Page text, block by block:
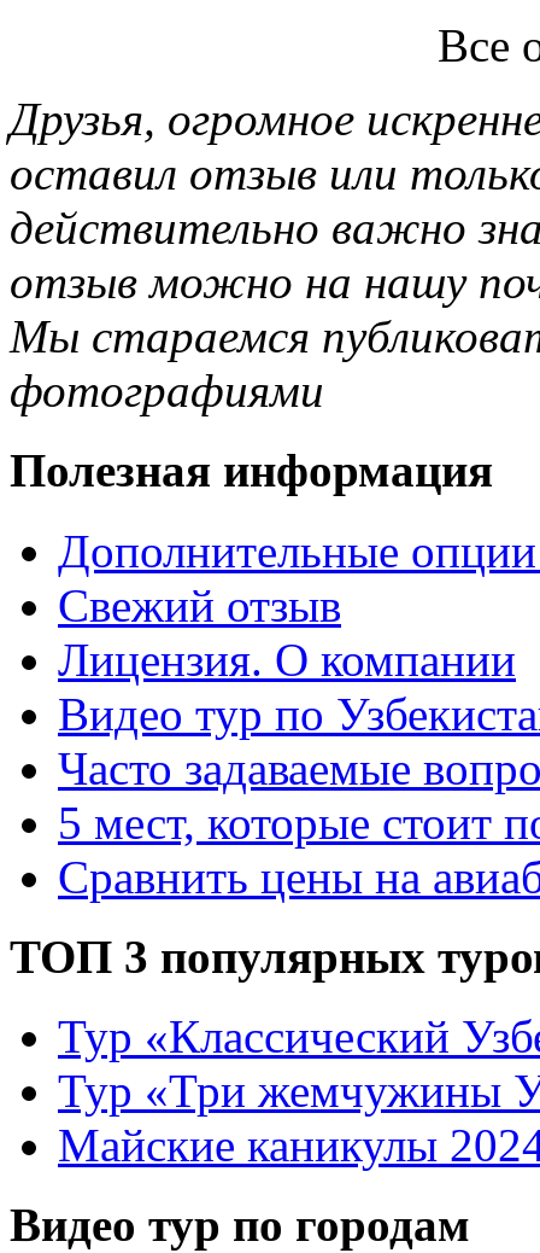
Все
Друзья, огромное
оставил отзыв или
действительно важно
отзыв можно на нашу
Мы стараемся
фотографиями
Полезная информация
Дополнительные
Свежий отзыв
Лицензия. О компании
Видео тур по
Часто задаваемые
5 мест, которые стоит
Сравнить цены на
ТОП 3 популярных
Тур «Классический
Тур «Три жемчужины
Майские каникулы
Видео тур по городам